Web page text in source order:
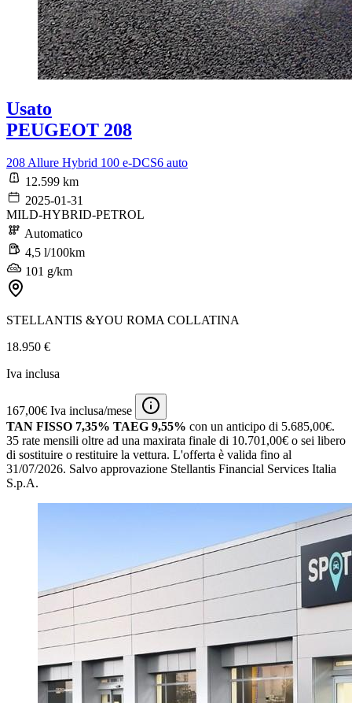
Usato
PEUGEOT 208
208 Allure Hybrid 100 e-DCS6 auto
12.599 km
2025-01-31
MILD-HYBRID-PETROL
Automatico
4,5 l/100km
101 g/km
STELLANTIS &YOU ROMA COLLATINA
18.950 €
Iva inclusa
167,00€ Iva inclusa/mese
TAN FISSO 7,35% TAEG 9,55% con un anticipo di 5.685,00€.
35 rate mensili oltre ad una maxirata finale di 10.701,00€ o sei libero
di sostituire o restituire la vettura. L'offerta è valida fino al
31/07/2026. Salvo approvazione Stellantis Financial Services Italia
S.p.A.